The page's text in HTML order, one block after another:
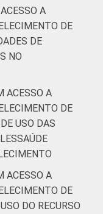
A
DE
DE
NO
ACESSO A
DE
USO DAS
ACESSO A
DE
DO RECURSO